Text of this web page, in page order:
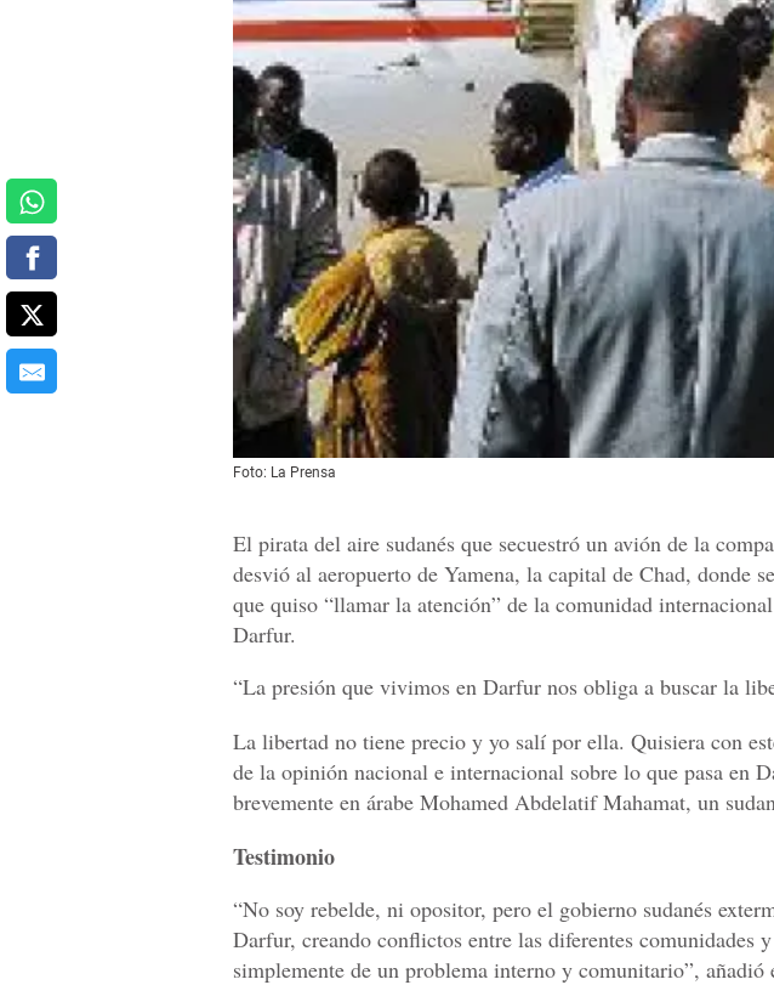
Foto: La Prensa
El pirata del aire sudanés que secuestró un avión de la
desvió al aeropuerto de Yamena, la capital de Chad, donde
que quiso “llamar la atención” de la comunidad
Darfur.
“La presión que vivimos en Darfur nos obliga a buscar la
La libertad no tiene precio y yo salí por ella. Quisiera con
de la opinión nacional e internacional sobre lo que pasa en
brevemente en árabe Mohamed Abdelatif Mahamat, un
Testimonio
“No soy rebelde, ni opositor, pero el gobierno sudanés
Darfur, creando conflictos entre las diferentes comunidades
simplemente de un problema interno y comunitario”, añadió